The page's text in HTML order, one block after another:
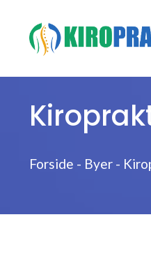
indhold
Forside - Byer -